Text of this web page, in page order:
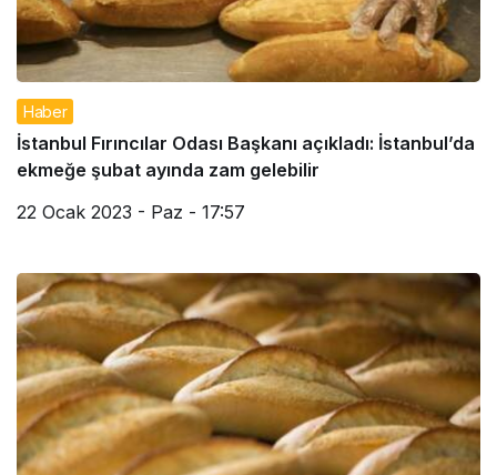
Haber
İstanbul Fırıncılar Odası Başkanı açıkladı: İstanbul’da
ekmeğe şubat ayında zam gelebilir
22 Ocak 2023 - Paz - 17:57